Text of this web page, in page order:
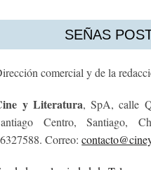
SEÑAS
comercial y de la
y Literatura, SpA, calle
Centro, Santiago,
Correo: